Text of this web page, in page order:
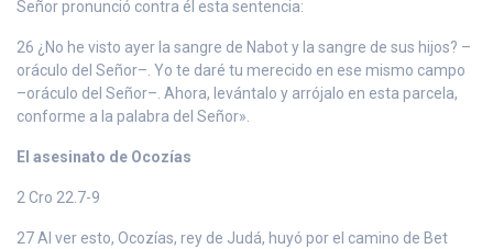
Señor pronunció contra él esta sentencia:
26 ¿No he visto ayer la sangre de Nabot y la sangre de sus hijos? –
oráculo del Señor–. Yo te daré tu merecido en ese mismo campo
–oráculo del Señor–. Ahora, levántalo y arrójalo en esta parcela,
conforme a la palabra del Señor».
El asesinato de Ocozías
2 Cro 22.7-9
27 Al ver esto, Ocozías, rey de Judá, huyó por el camino de Bet